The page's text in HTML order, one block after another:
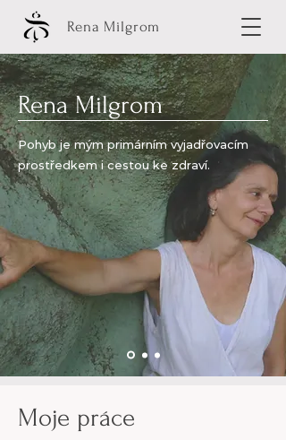
Rena Milgrom
Rena Milgrom
Pohyb je mým primárním vyjadřovacím
prostředkem i cestou ke zdraví.
Moje práce